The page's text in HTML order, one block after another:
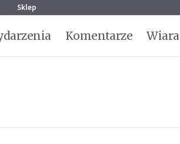
Sklep
Komentarze Wiara